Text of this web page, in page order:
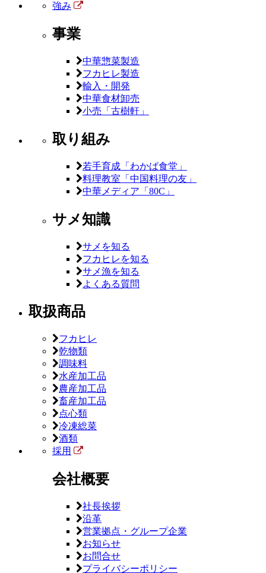
強み
事業
中華惣菜製造
フカヒレ製造
輸入・開発
中華食材卸売
小売「古樹軒」
取り組み
若手育成「わかば食堂」
料理教室「中国料理の友」
中華メディア「80C」
サメ知識
サメを知る
フカヒレを知る
サメ漁を知る
よくある質問
取扱商品
フカヒレ
乾物類
調味料
水産加工品
農産加工品
畜産加工品
点心類
冷凍総菜
酒類
採用
会社概要
社長挨拶
沿革
営業拠点・グループ企業
お知らせ
お問合せ
プライバシーポリシー